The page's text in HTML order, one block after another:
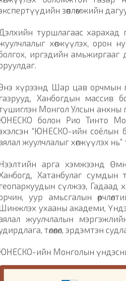
зөвлөмжийн
Дэлхийн туршлагаас харахад
хөгжүүлэх, орон
иргэдийн амьжиргааг
хүрээнд Шар цав орчмын
Ханбогдын массив
Монгол Улсын анхны
болон Рио Тинто
“ЮНЕСКО-ийн соёлын
жуулчлалыг хөгжүүлэх нь”
арга хэмжээнд
Хатанбулаг сумдын
сүлжээ, Гадаад
уур амьсгалын
ухааны академи,
жуулчлалын
төлөөлөл, эрдэмтэн
ийн Монголын